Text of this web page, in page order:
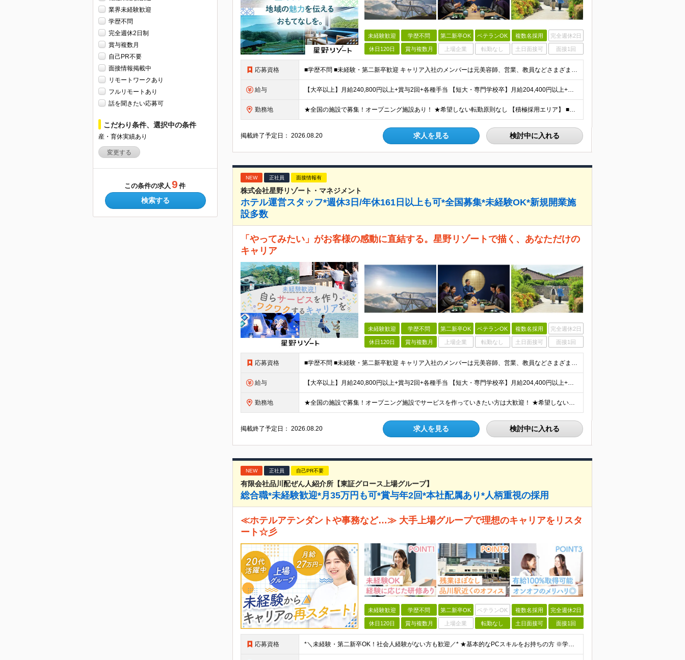
業界未経験歓迎
学歴不問
完全週休2日制
賞与複数月
自己PR不要
面接情報掲載中
リモートワークあり
フルリモートあり
話を聞きたい応募可
こだわり条件、選択中の条件
産・育休実績あり
変更する
この条件の求人 9 件
検索する
未経験歓迎 学歴不問 第二新卒OK ベテランOK 複数名採用 完全週休2日
休日120日 賞与複数月 上場企業 転勤なし 土日面接可 面接1回
応募資格 ■学歴不問 ■未経験・第二新卒歓迎 キャリア入社のメンバーは元美容師、営業、教員などさまざま！ 『遠方への引っ越しが可能な方』や『地方に行ってみたい・勤務したい方』なども この機会に新しい人生にチャ
給与 【大卒以上】月給240,800円以上+賞与2回+各種手当 【短大・専門学校卒】月給204,400円以上+賞与2回+各種手当 【上記以外】月給187,000円以上+賞与2回+各種手当 ※経験、資格、能
勤務地 ★全国の施設で募集！オープニング施設あり！ ★希望しない転勤原則なし 【積極採用エリア】 ■界 蔵王（26年10月開業予定） ※開業前に入社された場合、全国の星野リゾートの施設で勤務後、開業時期に異
掲載終了予定日：2026.08.20 求人を見る 検討中に入れる
NEW 正社員 面接情報有
株式会社星野リゾート・マネジメント
ホテル運営スタッフ*週休3日/年休161日以上も可*全国募集*未経験OK*新規開業施
設多数
「やってみたい」がお客様の感動に直結する。星野リゾートで描く、あなただけの
キャリア
未経験歓迎 学歴不問 第二新卒OK ベテランOK 複数名採用 完全週休2日
休日120日 賞与複数月 上場企業 転勤なし 土日面接可 面接1回
応募資格 ■学歴不問 ■未経験・第二新卒歓迎 キャリア入社のメンバーは元美容師、営業、教員などさまざま！ これまでの経験やあなたらしい視点を活かして よりよいサービスを生み出していきましょう！
給与 【大卒以上】月給240,800円以上+賞与2回+各種手当 【短大・専門学校卒】月給204,400円以上+賞与2回+各種手当 【上記以外】月給187,000円以上+賞与2回+各種手当 ※経験、資格、能
勤務地 ★全国の施設で募集！オープニング施設でサービスを作っていきたい方は大歓迎！ ★希望しない転勤は原則なし 【積極採用エリア】 ■界 蔵王（26年10月開業予定） ※開業前に入社された場合、全国の星野リ
掲載終了予定日：2026.08.20 求人を見る 検討中に入れる
NEW 正社員 自己PR不要
有限会社品川配ぜん人紹介所【東証グロース上場グループ】
総合職*未経験歓迎*月35万円も可*賞与年2回*本社配属あり*人柄重視の採用
≪ホテルアテンダントや事務など…≫ 大手上場グループで理想のキャリアをリスタ
ート☆彡
未経験歓迎 学歴不問 第二新卒OK ベテランOK 複数名採用 完全週休2日
休日120日 賞与複数月 上場企業 転勤なし 土日面接可 面接1回
応募資格 *＼未経験・第二新卒OK！社会人経験がない方も歓迎／* ★基本的なPCスキルをお持ちの方 ※学歴不問 ※第二新卒の方やブランクがある方もお気軽にご応募ください！ ～以下のような方にピッタリです～ ◎